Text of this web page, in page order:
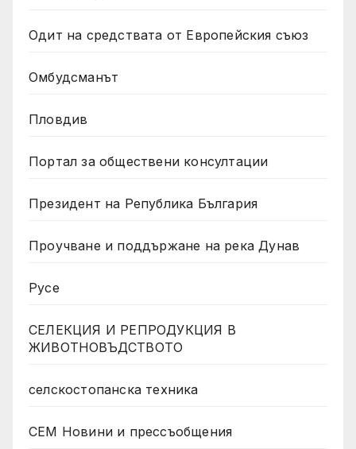
Одит на средствата от Европейския съюз
Омбудсманът
Пловдив
Портал за обществени консултации
Президент на Република България
Проучване и поддържане на река Дунав
Русе
СЕЛЕКЦИЯ И РЕПРОДУКЦИЯ В
ЖИВОТНОВЪДСТВОТО
селскостопанска техника
СЕМ Новини и прессъобщения